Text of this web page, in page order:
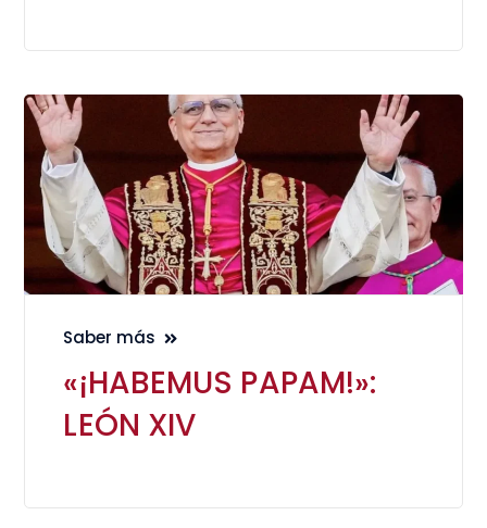
Saber más
«¡HABEMUS PAPAM!»:
LEÓN XIV